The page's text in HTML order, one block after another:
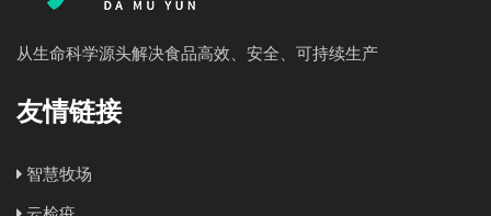
从生命科学源头解决食品高效、安全、可持续生产
友情链接
智慧牧场